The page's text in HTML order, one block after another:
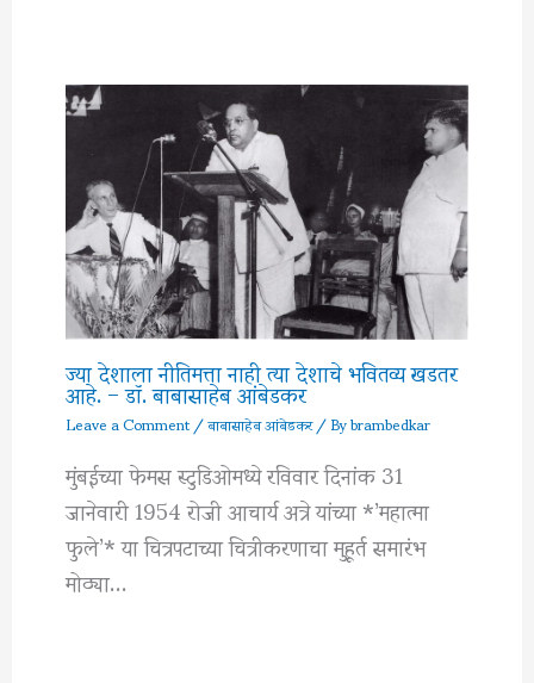
ज्या देशाला नीतिमत्ता नाही त्या देशाचे भवितव्य खडतर
आहे. – डॉ. बाबासाहेब आंबेडकर
Leave a Comment/बाबासाहेब आंबेडकर/ Bybrambedkar
मुंबईच्या फेमस स्टुडिओमध्ये रविवार दिनांक 31
जानेवारी 1954 रोजी आचार्य अत्रे यांच्या *’महात्मा
फुले’* या चित्रपटाच्या चित्रीकरणाचा मुहूर्त समारंभ
मोठ्या…